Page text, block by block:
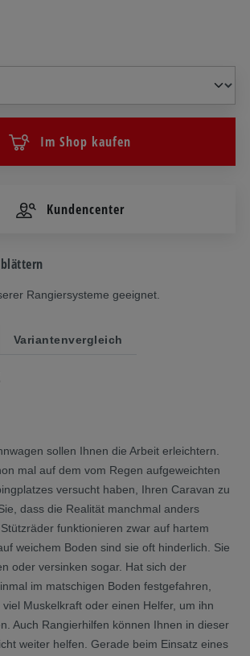
Im Shop kaufen
Kundencenter
Rangiersysteme geeignet.
Variantenvergleich
sollen Ihnen die Arbeit erleichtern.
mal auf dem vom Regen aufgeweichten
versucht haben, Ihren Caravan zu
dass die Realität manchmal anders
funktionieren zwar auf hartem
weichem Boden sind sie oft hinderlich. Sie
oder versinken sogar. Hat sich der
im matschigen Boden festgefahren,
Muskelkraft oder einen Helfer, um ihn
Auch Rangierhilfen können Ihnen in dieser
weiter helfen. Gerade beim Einsatz eines